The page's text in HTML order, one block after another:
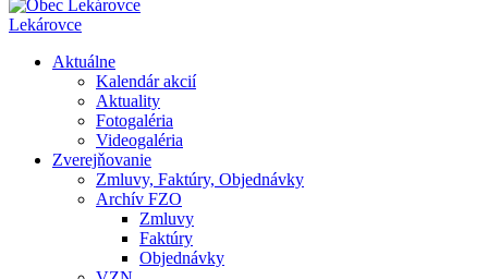
Lekárovce
Aktuálne
Kalendár akcií
Aktuality
Fotogaléria
Videogaléria
Zverejňovanie
Zmluvy, Faktúry, Objednávky
Archív FZO
Zmluvy
Faktúry
Objednávky